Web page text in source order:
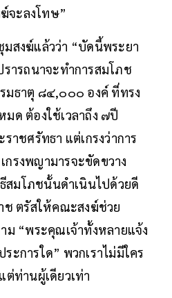
จะลงโทษ”
มสงฆ์แล้วว่า “บัดนี้พระยา
รารถนาจะทำการสมโภช
มธาตุ ๘๔,๐๐๐ องค์ ที่ทรง
ด ต้องใช้เวลาถึง ๗ปี
าชศรัทธา แต่เกรงว่าการ
รงพญามารจะขัดขวาง
สมโภชนั้นดำเนินไปด้วยดี
ช ตรัสให้คณะสงฆ์ช่วย
ม “พระคุณเจ้าทั้งหลายแจ้ง
ะการใด” พวกเราไม่มีใคร
ต่ท่านผู้เดียวเท่า